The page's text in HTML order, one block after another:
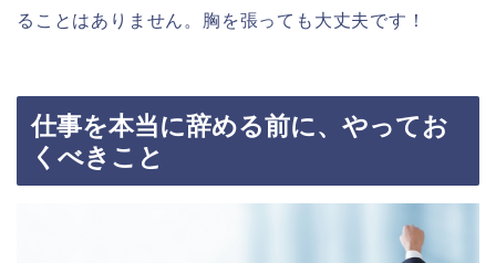
ることはありません。胸を張っても大丈夫です！
仕事を本当に辞める前に、やってお
くべきこと